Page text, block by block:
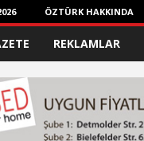
ÖZTÜRK HAKKINDA
REKLAMLAR